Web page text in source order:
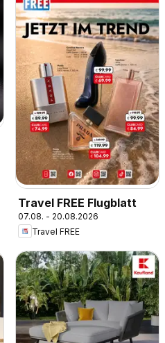
Travel FREE Flugblatt
07.08. - 20.08.2026
Travel FREE